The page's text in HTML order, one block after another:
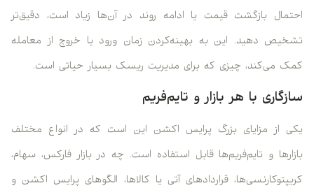
احتمال بازگشت قیمت یا ادامه روند در آن‌ها زیاد است، دقیق‌تر
تشخیص دهید. این به بهینه‌کردن زمان ورود یا خروج از معامله
کمک می‌کند، چیزی که برای مدیریت ریسک بسیار حیاتی است.
سازگاری با هر بازار و تایم‌فریم
یکی از مزایای بزرگ پرایس اکشن این است که در انواع مختلف
بازارها و تایم‌فریم‌ها قابل استفاده است. چه در بازار فارکس، سهام،
کریپتوکارنسی‌ها، قراردادهای آتی یا کالاها، الگوهای پرایس اکشن و